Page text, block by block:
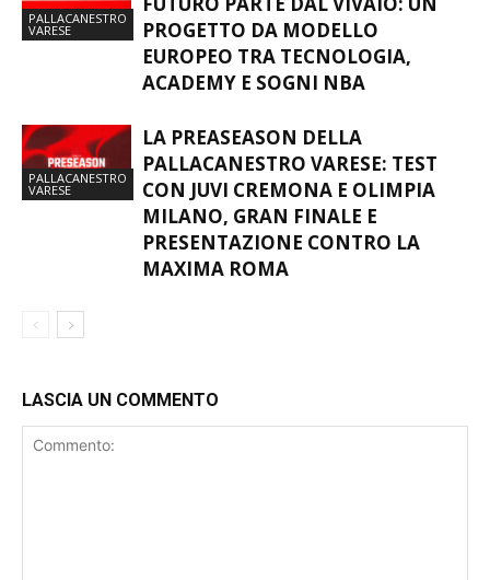
PALLACANESTRO
VARESE
PROGETTO DA MODELLO
EUROPEO TRA TECNOLOGIA,
ACADEMY E SOGNI NBA
PALLACANESTRO
VARESE
LA PREASEASON DELLA
PALLACANESTRO VARESE: TEST
CON JUVI CREMONA E OLIMPIA
MILANO, GRAN FINALE E
PRESENTAZIONE CONTRO LA
MAXIMA ROMA
LASCIA UN COMMENTO